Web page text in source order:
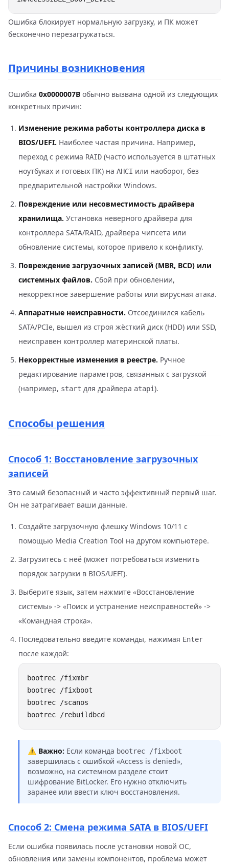
Ошибка блокирует нормальную загрузку, и ПК может
бесконечно перезагружаться.
Причины возникновения
Ошибка 0x0000007B обычно вызвана одной из следующих
конкретных причин:
Изменение режима работы контроллера диска в
BIOS/UEFI. Наиболее частая причина. Например,
переход с режима RAID (часто используется в штатных
ноутбуках и готовых ПК) на AHCI или наоборот, без
предварительной настройки Windows.
Повреждение или несовместимость драйвера
хранилища. Установка неверного драйвера для
контроллера SATA/RAID, драйвера чипсета или
обновление системы, которое привело к конфликту.
Повреждение загрузочных записей (MBR, BCD) или
системных файлов. Сбой при обновлении,
некорректное завершение работы или вирусная атака.
Аппаратные неисправности. Отсоединился кабель
SATA/PCIe, вышел из строя жёсткий диск (HDD) или SSD,
неисправен контроллер материнской платы.
Некорректные изменения в реестре. Ручное
редактирование параметров, связанных с загрузкой
(например, start для драйвера atapi).
Способы решения
Способ 1: Восстановление загрузочных
записей
Это самый безопасный и часто эффективный первый шаг.
Он не затрагивает ваши данные.
Создайте загрузочную флешку Windows 10/11 с
помощью Media Creation Tool на другом компьютере.
Загрузитесь с неё (может потребоваться изменить
порядок загрузки в BIOS/UEFI).
Выберите язык, затем нажмите «Восстановление
системы» -> «Поиск и устранение неисправностей» ->
«Командная строка».
Последовательно введите команды, нажимая Enter
после каждой:
⚠️ Важно: Если команда bootrec /fixboot
завершилась с ошибкой «Access is denied»,
возможно, на системном разделе стоит
шифрование BitLocker. Его нужно отключить
заранее или ввести ключ восстановления.
Способ 2: Смена режима SATA в BIOS/UEFI
Если ошибка появилась после установки новой ОС,
обновления или замены компонентов, проблема может